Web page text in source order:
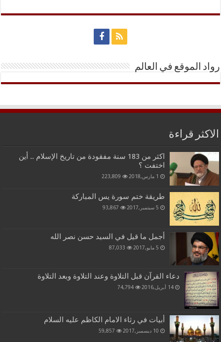
رواد الموقع في العالم
الاكثر قراءة
اكثر من 183 سنة مفقودة من تاريخ الإسلام .. أين
اختفت ؟
1 مارس,2018 223,809
طريقة ختم سورة يس المباركة
5 سبتمبر,2017 93,867
أجمل ما قيل في السيد حسن نصر الله
5 مايو,2017 87,033
دعاء القرآن قبل التلاوة وعند التلاوة وبعد التلاوة
14 أبريل,2016 74,794
أبيات في رثاء الامام الكاظم عليه السلام
10 ديسمبر,2017 59,857